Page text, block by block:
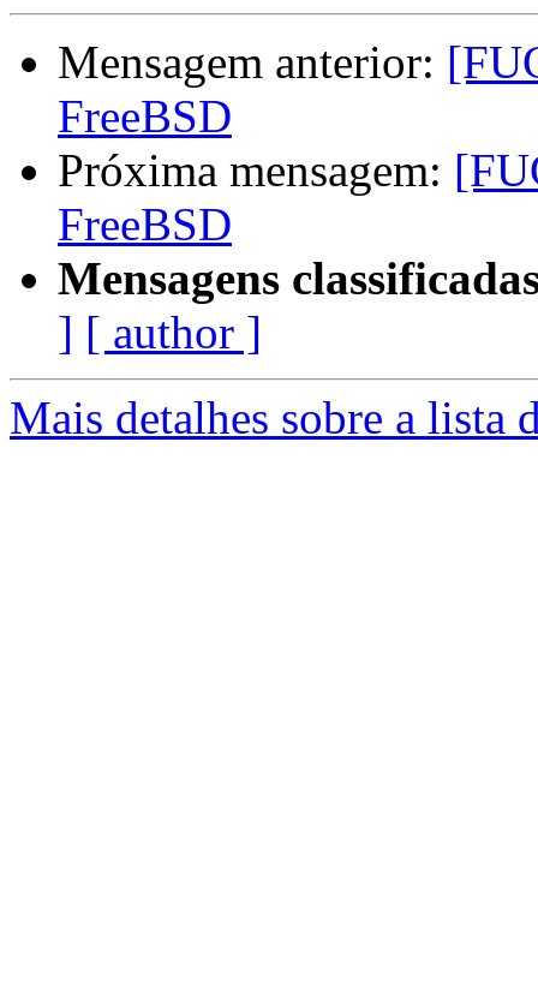
Mensagem anterior:
FreeBSD
Próxima mensagem:
FreeBSD
Mensagens
] [ author ]
Mais detalhes sobre a lista